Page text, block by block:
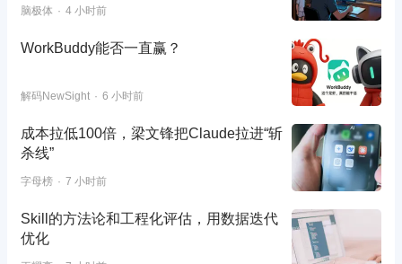
脑极体 4 小时前
WorkBuddy能否一直赢？
解码NewSight 6 小时前
成本拉低100倍，梁文锋把Claude拉进“斩
杀线”
字母榜 7 小时前
Skill的方法论和工程化评估，用数据迭代
优化